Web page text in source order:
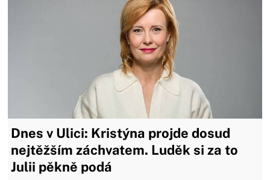
Dnes v Ulici: Kristýna projde dosud
nejtěžším záchvatem. Luděk si za to
Julii pěkně podá